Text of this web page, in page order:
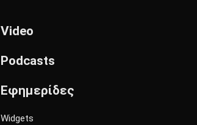
Video
Podcasts
Εφημερίδες
Widgets